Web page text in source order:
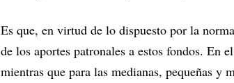
Es que, en virtud de lo dispuesto por la
de los aportes patronales a estos fondos. En
mientras que para las medianas, pequeñas y